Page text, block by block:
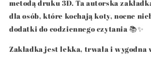
metodą druku 3D. Ta autorska
dla osób, które kochają koty, nocne
dodatki do codziennego czytania 📚✨
Zakładka jest lekka, trwała i wygodna